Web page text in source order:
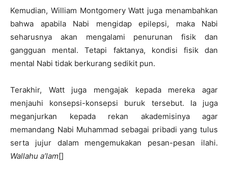
Kemudian, William Montgomery Watt juga menambahkan
bahwa apabila Nabi mengidap epilepsi, maka Nabi
seharusnya akan mengalami penurunan fisik dan
gangguan mental. Tetapi faktanya, kondisi fisik dan
mental Nabi tidak berkurang sedikit pun.
Terakhir, Watt juga mengajak kepada mereka agar
menjauhi konsepsi-konsepsi buruk tersebut. Ia juga
meganjurkan kepada rekan akademisinya agar
memandang Nabi Muhammad sebagai pribadi yang tulus
serta jujur dalam mengemukakan pesan-pesan ilahi.
Wallahu a’lam[]